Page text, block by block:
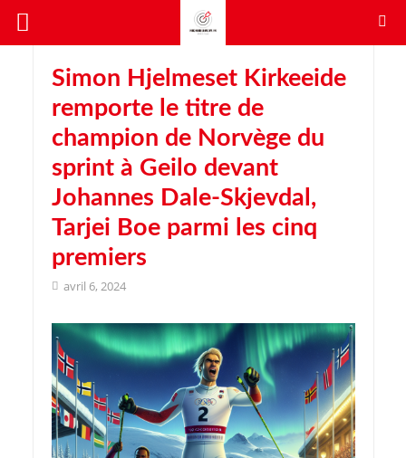
Simon Hjelmeset Kirkeeide
remporte le titre de
champion de Norvège du
sprint à Geilo devant
Johannes Dale-Skjevdal,
Tarjei Boe parmi les cinq
premiers
avril 6, 2024